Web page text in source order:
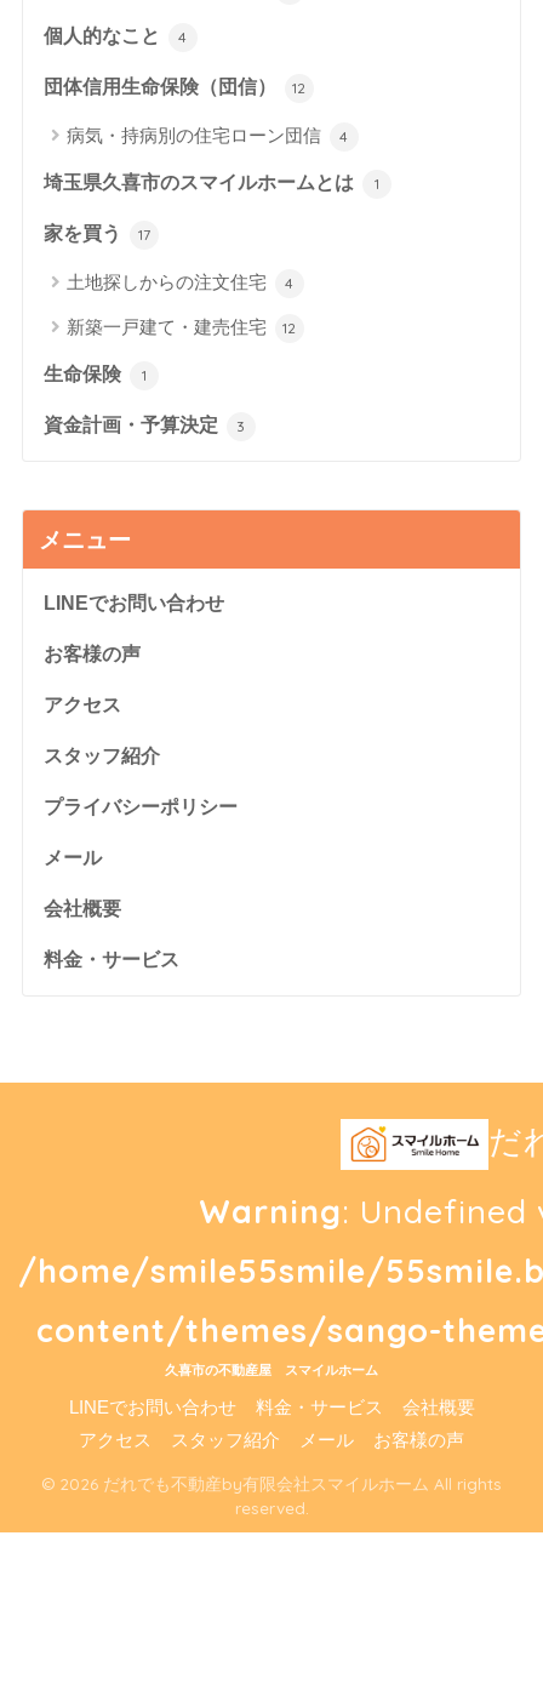
個人的なこと 4
団体信用生命保険（団信） 12
病気・持病別の住宅ローン団信 4
埼玉県久喜市のスマイルホームとは 1
家を買う 17
土地探しからの注文住宅 4
新築一戸建て・建売住宅 12
生命保険 1
資金計画・予算決定 3
メニュー
LINEでお問い合わせ
お客様の声
アクセス
スタッフ紹介
プライバシーポリシー
メール
会社概要
料金・サービス
だ
Warning:
/home/smile55smile/
content/themes/sango-
久喜市の不動産屋 スマイルホーム
LINEでお問い合わせ 料金・サービス
会社概要
アクセス
スタッフ紹介 メール お客様の声
© 2026 だれでも不動産by有限会社スマイルホーム All rights
reserved.